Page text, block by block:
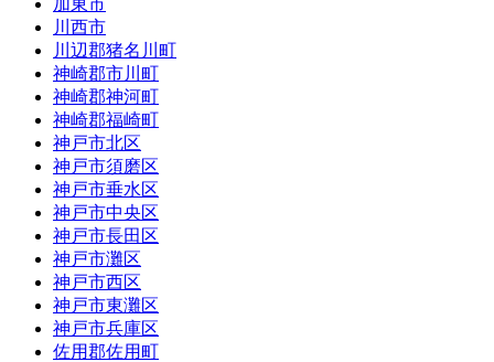
加東市
川西市
川辺郡猪名川町
神崎郡市川町
神崎郡神河町
神崎郡福崎町
神戸市北区
神戸市須磨区
神戸市垂水区
神戸市中央区
神戸市長田区
神戸市灘区
神戸市西区
神戸市東灘区
神戸市兵庫区
佐用郡佐用町